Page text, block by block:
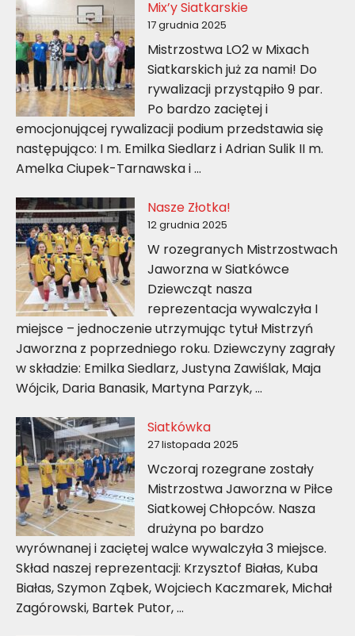
Mix’y Siatkarskie
17 grudnia 2025
Mistrzostwa LO2 w Mixach
Siatkarskich już za nami! Do
rywalizacji przystąpiło 9 par.
Po bardzo zaciętej i
emocjonującej rywalizacji podium przedstawia się
następująco: I m. Emilka Siedlarz i Adrian Sulik II m.
Amelka Ciupek-Tarnawska i …
Nasze Złotka!
12 grudnia 2025
W rozegranych Mistrzostwach
Jaworzna w Siatkówce
Dziewcząt nasza
reprezentacja wywalczyła I
miejsce – jednoczenie utrzymując tytuł Mistrzyń
Jaworzna z poprzedniego roku. Dziewczyny zagrały
w składzie: Emilka Siedlarz, Justyna Zawiślak, Maja
Wójcik, Daria Banasik, Martyna Parzyk, …
Siatkówka
27 listopada 2025
Wczoraj rozegrane zostały
Mistrzostwa Jaworzna w Piłce
Siatkowej Chłopców. Nasza
drużyna po bardzo
wyrównanej i zaciętej walce wywalczyła 3 miejsce.
Skład naszej reprezentacji: Krzysztof Białas, Kuba
Białas, Szymon Ząbek, Wojciech Kaczmarek, Michał
Zagórowski, Bartek Putor, …